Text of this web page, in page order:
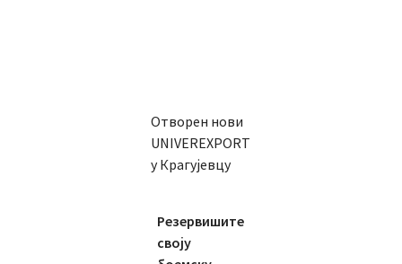
Отворен нови
UNIVEREXPORT
у Крагујевцу
Резервишите
своју